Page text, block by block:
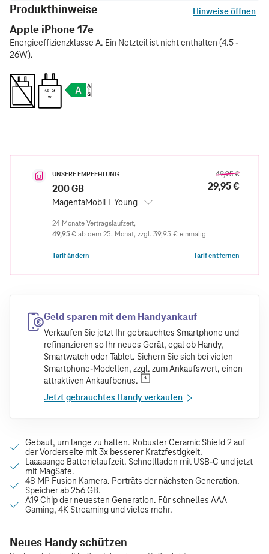
Produkthinweise
Hinweise öffnen
Apple iPhone 17e
Energieeffizienzklasse A. Ein Netzteil ist nicht enthalten (4.5 -
26W).
4.5 - 26
W
UNSERE EMPFEHLUNG 49,95 €
200 GB
MagentaMobil L Young
29,95 €
49,95 € ab dem 25. Monat zzgl. 39,95 € einmalig
Tarif ändern Tarif entfernen
Geld sparen mit dem Handyankauf
Verkaufen Sie jetzt Ihr gebrauchtes Smartphone und
refinanzieren so Ihr neues Gerät, egal ob Handy,
Smartwatch oder Tablet. Sichern Sie sich bei vielen
Smartphone-Modellen, zzgl. zum Ankaufswert, einen
attraktiven Ankaufbonus.
Jetzt gebrauchtes Handy verkaufen
Neues Handy schützen